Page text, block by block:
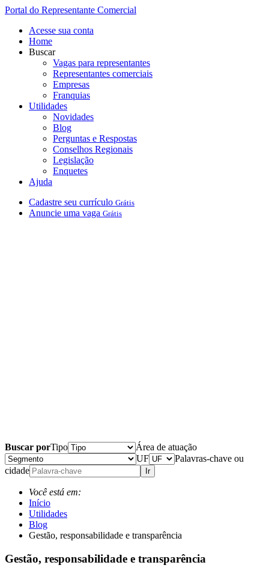
Portal do Representante Comercial
Acesse sua conta
Home
Buscar
Vagas para representantes
Representantes comerciais
Empresas
Franquias
Utilidades
Novidades
Blog
Perguntas e Respostas
Conselhos Regionais
Legislação
Enquetes
Ajuda
Cadastre seu currículo Grátis
Anuncie uma vaga Grátis
Buscar porTipo
Área de atuação
UF
Palavras-chave ou
cidade
Ir
Você está em:
Início
Utilidades
Blog
Gestão, responsabilidade e transparência
Gestão, responsabilidade e transparência